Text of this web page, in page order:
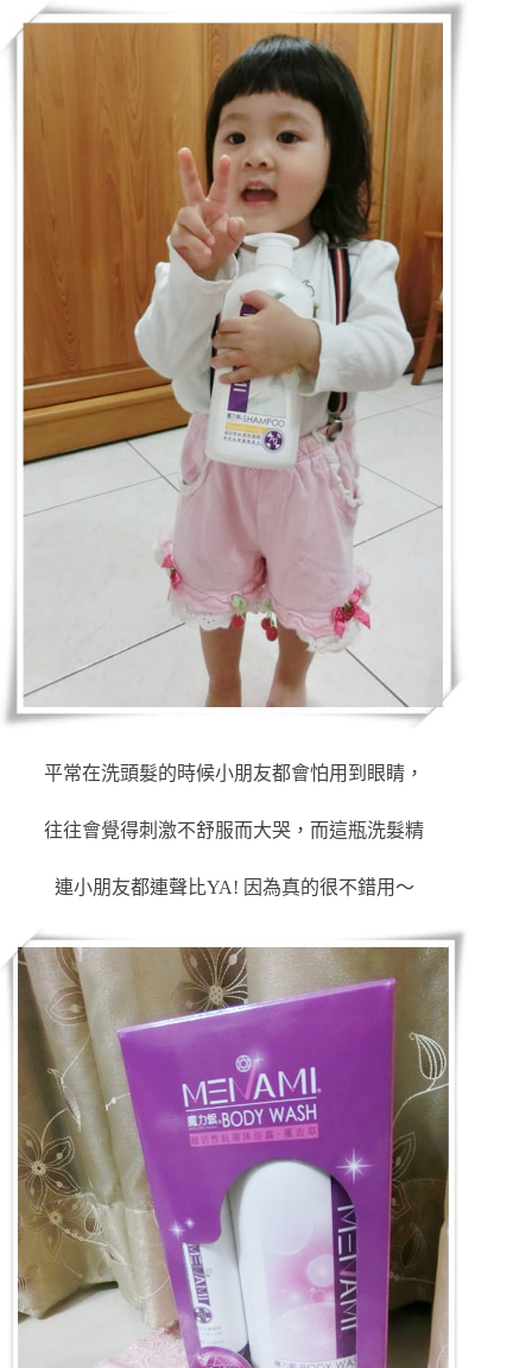
平常在洗頭髮的時候小朋友都會怕用到眼睛，
往往會覺得刺激不舒服而大哭，而這瓶洗髮精
連小朋友都連聲比YA! 因為真的很不錯用～